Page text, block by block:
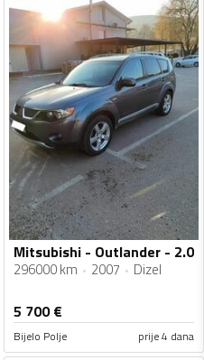
Mitsubishi - Outlander - 2.0
296000 km 2007 Dizel
5 700€
Bijelo Polje prije 4 dana